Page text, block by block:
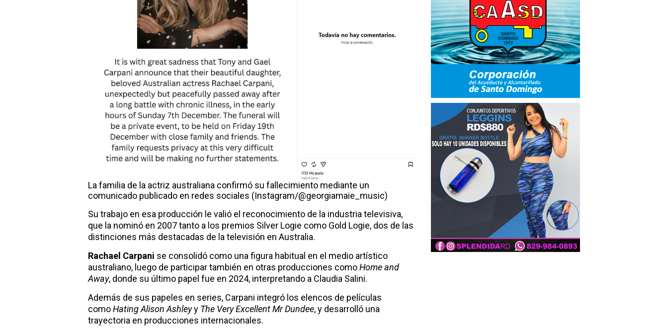
La familia de la actriz australiana confirmó su fallecimiento mediante un
comunicado publicado en redes sociales (Instagram/@georgiamaie_music)
Su trabajo en esa producción le valió el reconocimiento de la industria televisiva,
que la nominó en 2007 tanto a los premios Silver Logie como Gold Logie, dos de las
distinciones más destacadas de la televisión en Australia.
Rachael Carpani se consolidó como una figura habitual en el medio artístico
australiano, luego de participar también en otras producciones comoHome and
Away, donde su último papel fue en 2024, interpretando a Claudia Salini.
Además de sus papeles en series, Carpani integró los elencos de películas
comoHating Alison Ashleyy The Very Excellent Mr Dundee, y desarrolló una
trayectoria en producciones internacionales.